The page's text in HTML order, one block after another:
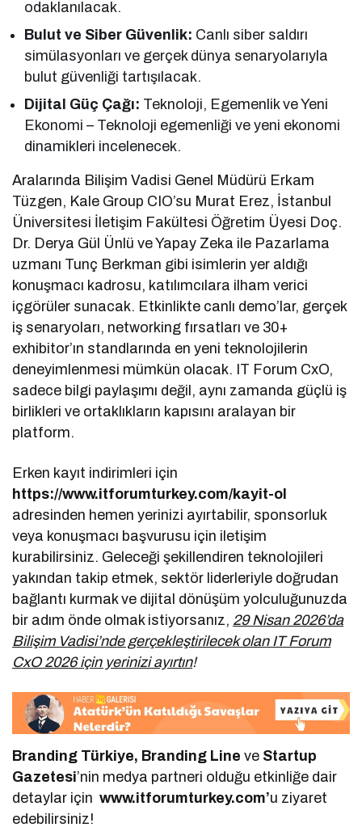
odaklanılacak.
Bulut ve Siber Güvenlik: Canlı siber saldırı
simülasyonları ve gerçek dünya senaryolarıyla
bulut güvenliği tartışılacak.
Dijital Güç Çağı: Teknoloji, Egemenlik ve Yeni
Ekonomi – Teknoloji egemenliği ve yeni ekonomi
dinamikleri incelenecek.
Aralarında Bilişim Vadisi Genel Müdürü Erkam
Tüzgen, Kale Group CIO’su Murat Erez, İstanbul
Üniversitesi İletişim Fakültesi Öğretim Üyesi Doç.
Dr. Derya Gül Ünlü ve Yapay Zeka ile Pazarlama
uzmanı Tunç Berkman gibi isimlerin yer aldığı
konuşmacı kadrosu, katılımcılara ilham verici
içgörüler sunacak. Etkinlikte canlı demo’lar, gerçek
iş senaryoları, networking fırsatları ve 30+
exhibitor’ın standlarında en yeni teknolojilerin
deneyimlenmesi mümkün olacak. IT Forum CxO,
sadece bilgi paylaşımı değil, aynı zamanda güçlü iş
birlikleri ve ortaklıkların kapısını aralayan bir
platform.
Erken kayıt indirimleri için
https://www.itforumturkey.com/kayit-ol
adresinden hemen yerinizi ayırtabilir, sponsorluk
veya konuşmacı başvurusu için iletişim
kurabilirsiniz. Geleceği şekillendiren teknolojileri
yakından takip etmek, sektör liderleriyle doğrudan
bağlantı kurmak ve dijital dönüşüm yolculuğunuzda
bir adım önde olmak istiyorsanız, 29 Nisan 2026’da
Bilişim Vadisi’nde gerçekleştirilecek olan IT Forum
CxO 2026 için yerinizi ayırtın!
Branding Türkiye, Branding Lineve Startup
Gazetesi’nin medya partneri olduğu etkinliğe dair
detaylar içinwww.itforumturkey.com’u ziyaret
edebilirsiniz!